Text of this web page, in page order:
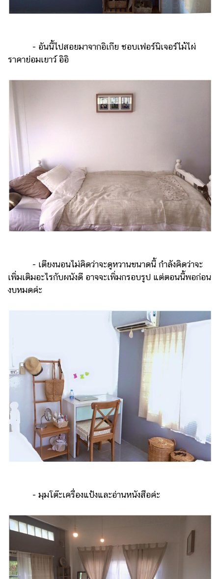
- อันนี้ไปสอยมาจากอิเกีย ชอบเฟอร์นิเจอร์ไม้ไผ่
ราคาย่อมเยาว์ อิอิ
- เตียงนอนไม่คิดว่าจะดูหวานขนาดนี้ กำลังคิดว่าจะ
เพิ่มเติมอะไรกับผนังดี อาจจะเพิ่มกรอบรูป แต่ตอนนี้พอก่อน
งบหมดค่ะ
- มุมโต๊ะเครื่องแป้งและอ่านหนังสือค่ะ